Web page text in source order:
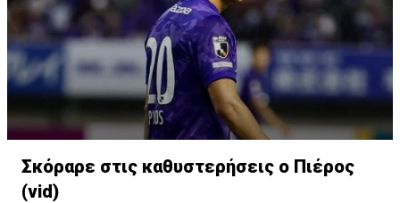
Σκόραρε στις καθυστερήσεις ο Πιέρος
(vid)